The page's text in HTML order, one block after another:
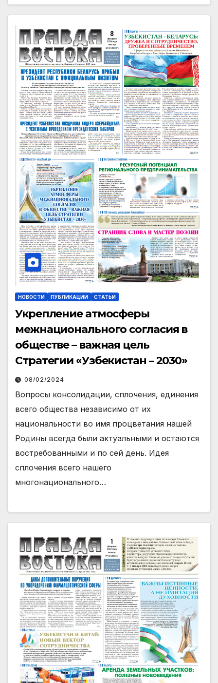
НОВОСТИ ПУБЛИКАЦИИ СТАТЬИ
Укрепление атмосферы
межнационального согласия в
обществе – важная цель
Стратегии «Узбекистан – 2030»
08/02/2024
Вопросы консолидации, сплочения, единения
всего общества независимо от их
национальности во имя процветания нашей
Родины всегда были актуальными и остаются
востребованными и по сей день. Идея
сплочения всего нашего
многонационального…